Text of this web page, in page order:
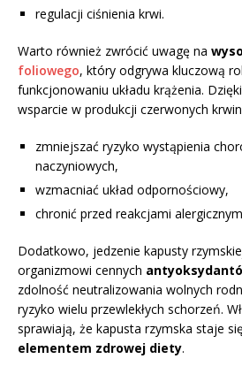
regulacji ciśnienia krwi.
Warto również zwrócić uwagę na
foliowego, który odgrywa kluczową
funkcjonowaniu układu krążenia.
wsparcie w produkcji czerwonych
zmniejszać ryzyko wystąpienia
naczyniowych,
wzmacniać układ odpornościowy,
chronić przed reakcjami
Dodatkowo, jedzenie kapusty
organizmowi cennych
zdolność neutralizowania wolnych
ryzyko wielu przewlekłych schorzeń.
sprawiają, że kapusta rzymska staje
elementem zdrowej diety.